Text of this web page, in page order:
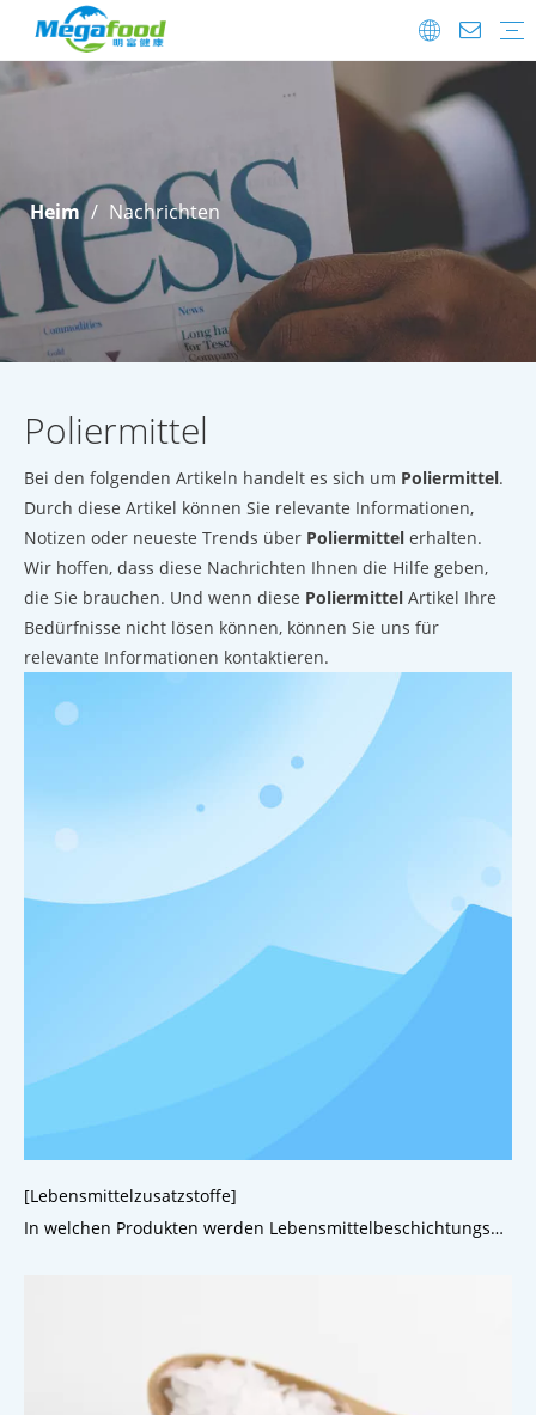
Heim / Nachrichten
Poliermittel
Bei den folgenden Artikeln handelt es sich um Poliermittel.
Durch diese Artikel können Sie relevante Informationen,
Notizen oder neueste Trends über Poliermittel erhalten.
Wir hoffen, dass diese Nachrichten Ihnen die Hilfe geben,
die Sie brauchen. Und wenn diese Poliermittel Artikel Ihre
Bedürfnisse nicht lösen können, können Sie uns für
relevante Informationen kontaktieren.
[Lebensmittelzusatzstoffe]
In welchen Produkten werden Lebensmittelbeschichtungsmittel hauptsächlich verwendet?